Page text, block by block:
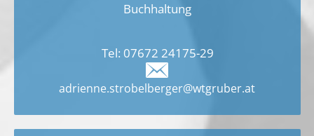
Buchhaltung
Tel: 07672 24175-29
adrienne.strobelberger@wtgruber.at